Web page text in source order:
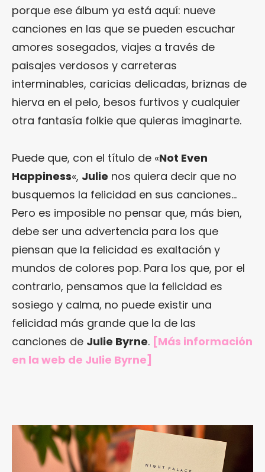
porque ese álbum ya está aquí: nueve
canciones en las que se pueden escuchar
amores sosegados, viajes a través de
paisajes verdosos y carreteras
interminables, caricias delicadas, briznas de
hierva en el pelo, besos furtivos y cualquier
otra fantasía folkie que quieras imaginarte.
Puede que, con el título de «Not Even
Happiness«, Julie nos quiera decir que no
busquemos la felicidad en sus canciones…
Pero es imposible no pensar que, más bien,
debe ser una advertencia para los que
piensan que la felicidad es exaltación y
mundos de colores pop. Para los que, por el
contrario, pensamos que la felicidad es
sosiego y calma, no puede existir una
felicidad más grande que la de las
canciones de Julie Byrne. [Más información
en la web de Julie Byrne]